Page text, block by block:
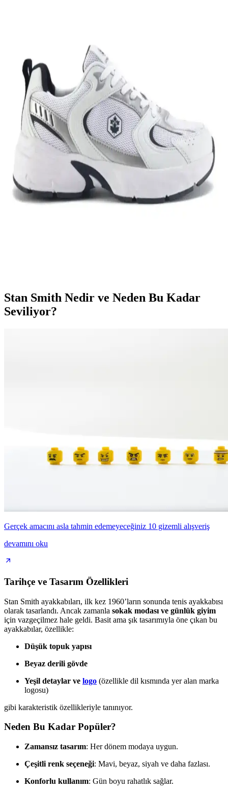
Nike Air Force 1, ikonik tasarımı ve teknolojik özellikleriyle spor ve
günlük yaşamda vazgeçilmez bir tercih. Konfor ve şıklığı bir araya
getirir, farklı tarzlara uyum sağlar.
Nike Team Hustle: Çok Yönlü Spor ve Günlük
Kullanım İçin Modern Ayakkabı Seçenekleri
Nike Team Hustle ayakkabıları, dayanıklılık, şıklık ve konforu bir
arada sunar. Spor ve günlük kullanım için uygun modelleriyle,
hareket özgürlüğü ve tarzı bir arada sağlar.
Genel Markalar Taraklı Siyah Metal Taç ve NEW
HİLL Unisex Metal Taç Karşılaştırması
İki popüler spor tacını detaylı karşılaştırıyoruz: dayanıklılık, tasarım
ve kullanıcı memnuniyetine odaklanın.
Stan Smith Nedir ve Neden Bu Kadar
Seviliyor?
Gerçek amacını asla tahmin edemeyeceğiniz 10 gizemli alışveriş
devamını oku
Tarihçe ve Tasarım Özellikleri
Stan Smith ayakkabıları, ilk kez 1960’ların sonunda tenis ayakkabısı
olarak tasarlandı. Ancak zamanla sokak modası ve günlük giyim
için vazgeçilmez hale geldi. Basit ama şık tasarımıyla öne çıkan bu
ayakkabılar, özellikle:
Düşük topuk yapısı
Beyaz derili gövde
Yeşil detaylar ve logo (özellikle dil kısmında yer alan marka
logosu)
gibi karakteristik özellikleriyle tanınıyor.
Neden Bu Kadar Popüler?
Zamansız tasarım: Her dönem modaya uygun.
Çeşitli renk seçeneği: Mavi, beyaz, siyah ve daha fazlası.
Konforlu kullanım: Gün boyu rahatlık sağlar.